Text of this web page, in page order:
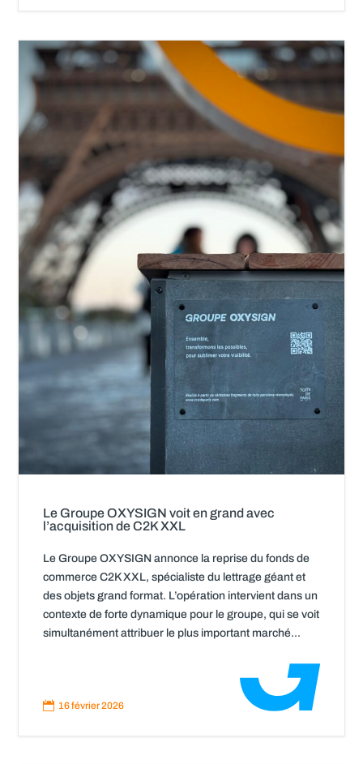
Le Groupe OXYSIGN voit en grand avec
l’acquisition de C2K XXL
Le Groupe OXYSIGN annonce la reprise du fonds de
commerce C2K XXL, spécialiste du lettrage géant et
des objets grand format. L’opération intervient dans un
contexte de forte dynamique pour le groupe, qui se voit
simultanément attribuer le plus important marché...
Read
More
 16 février 2026